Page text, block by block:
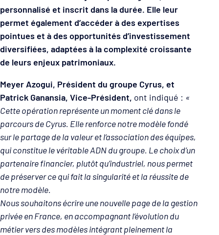
personnalisé et inscrit dans la durée. Elle leur
permet également d’accéder à des expertises
pointues et à des opportunités d’investissement
diversifiées, adaptées à la complexité croissante
de leurs enjeux patrimoniaux.
Meyer Azogui, Président du groupe Cyrus, et
Patrick Ganansia, Vice-Président, ont indiqué : «
Cette opération représente un moment clé dans le
parcours de Cyrus. Elle renforce notre modèle fondé
sur le partage de la valeur et l’association des équipes,
qui constitue le véritable ADN du groupe. Le choix d’un
partenaire financier, plutôt qu’industriel, nous permet
de préserver ce qui fait la singularité et la réussite de
notre modèle.
Nous souhaitons écrire une nouvelle page de la gestion
privée en France, en accompagnant l’évolution du
métier vers des modèles intégrant pleinement la